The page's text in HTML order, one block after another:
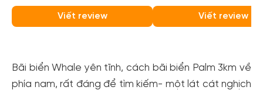
Viết review Viết review
Bãi biển Whale yên tĩnh, cách bãi biển Palm 3km về
phía nam, rất đáng để tìm kiếm- một lát cát nghịch